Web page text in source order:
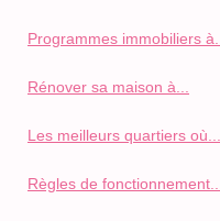
Programmes immobiliers à...
Rénover sa maison à...
Les meilleurs quartiers où...
Règles de fonctionnement...